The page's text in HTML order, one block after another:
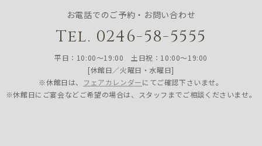
お電話でのご予約・お問い合わせ
Tel. 0246-58-5555
平日：10:00〜19:00 土日祝：10:00〜19:00
[休館日／火曜日・水曜日]
※休館日は、 フェアカレンダーにてご確認下さいませ。
※休館日にご宴会などご希望の場合は、スタッフまでご相談くださいませ。